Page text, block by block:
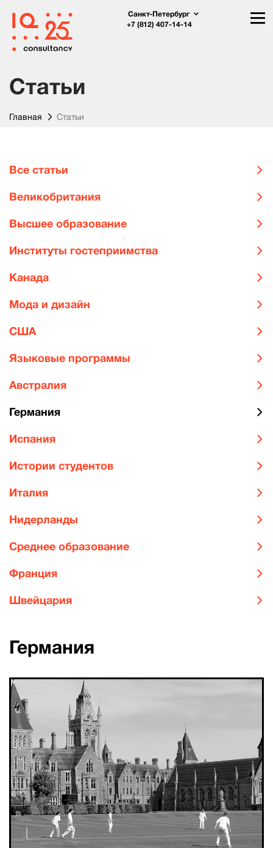
Санкт-Петербург
+7 (812) 407-14-14
Статьи
Главная Статьи
Все статьи
Великобритания
Высшее образование
Институты гостеприимства
Канада
Мода и дизайн
США
Языковые программы
Австралия
Германия
Испания
Истории студентов
Италия
Нидерланды
Среднее образование
Франция
Швейцария
Германия